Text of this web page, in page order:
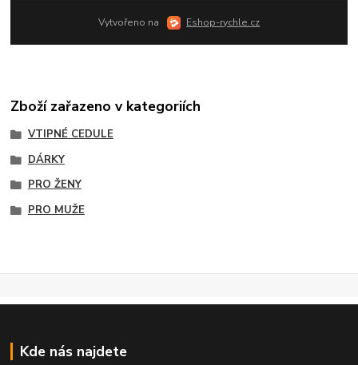
Vytvořeno na Eshop-rychle.cz
Zboží zařazeno v kategoriích
VTIPNÉ CEDULE
DÁRKY
PRO ŽENY
PRO MUŽE
Kde nás najdete